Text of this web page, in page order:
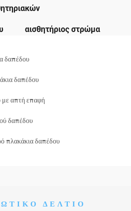
αισθητήριος στρώμα
δαπέδου
δαπέδου
με απτή επαφή
δαπέδου
πλακάκια δαπέδου
ΔΕΛΤΊΟ